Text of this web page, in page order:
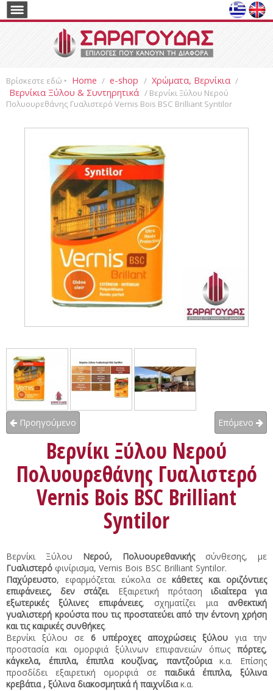
Βρίσκεστε εδώ ‣ Home / e-shop / Χρώματα, Βερνίκια /
Βερνίκια Ξύλου & Συντηρητικά / Βερνίκι Ξύλου Νερού
Πολυουρεθάνης Γυαλιστερό Vernis Bois BSC Brilliant Syntilor
Προηγούμενο Επόμενο
Βερνίκι Ξύλου Νερού
Πολυουρεθάνης Γυαλιστερό
Vernis Bois BSC Brilliant
Syntilor
Βερνίκι Ξύλου Νερού, Πολυουρεθανικής σύνθεσης, με
Γυαλιστερό φινίρισμα, Vernis Bois BSC Brilliant Syntilor.
Παχύρευστο, εφαρμόζεται εύκολα σεκάθετες και οριζόντιες
επιφάνειες, δεν στάζει. Εξαιρετική πρόταση ιδιαίτερα για
εξωτερικές ξύλινες επιφάνειες, σχηματίζει μιαανθεκτική
γυαλιστερή κρούστα που τις προστατεύει από την έντονη χρήση
και τις καιρικές συνθήκες.
Βερνίκι ξύλου σε 6 υπέροχες αποχρώσεις ξύλου για την
προστασία και ομορφιά ξύλινων επιφανειών όπως πόρτες,
κάγκελα, έπιπλα, έπιπλα κουζίνας, παντζούριακ.α. Επίσης
προσδίδει εξαιρετική ομορφιά σε παιδικά έπιπλα, ξύλινα
κρεβάτια , ξύλινα διακοσμητικά ή παιχνίδιακ.α.